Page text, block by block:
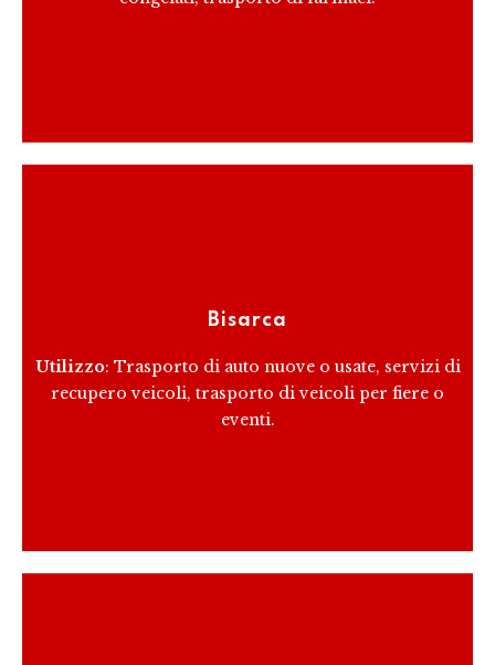
Bisarca
Utilizzo: Trasporto di auto nuove o usate, servizi di
recupero veicoli, trasporto di veicoli per fiere o
eventi.
trasporto di auto. Possono trasportare diverse auto
contemporaneamente, riducendo i costi di trasporto
per unità.
RICEVI PREVENTIVO